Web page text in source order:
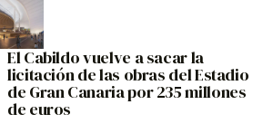
El Cabildo vuelve a sacar la
licitación de las obras del Estadio
de Gran Canaria por 235 millones
de euros